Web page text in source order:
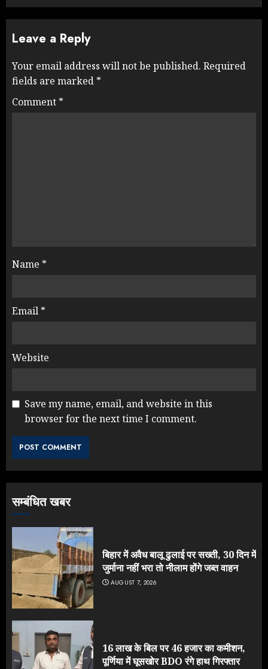
Leave a Reply
Your email address will not be published. Required
fields are marked *
Comment *
Name *
Email *
Website
Save my name, email, and website in this
browser for the next time I comment.
सम्बंधित खबर
बिहार में अवैध बालू ढुलाई पर सख्ती, 30 दिन में
जुर्माना नहीं भरा तो नीलाम होंगे जब्त वाहन
AUGUST 7, 2026
16 लाख के बिल पर 46 हजार का कमीशन,
पूर्णिया में घूसखोर BDO रंगे हाथ गिरफ्तार